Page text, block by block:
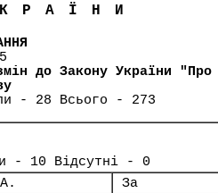
до Закону України "Про
- 28 Всього - 273
- 10 Відсутні - 0
За